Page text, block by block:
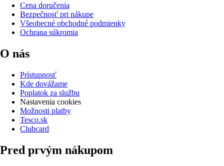
Cena doručenia
Bezpečnosť pri nákupe
Všeobecné obchodné podmienky
Ochrana súkromia
O nás
Prístupnosť
Kde dovážame
Poplatok za službu
Nastavenia cookies
Možnosti platby
Tesco.sk
Clubcard
Pred prvým nákupom